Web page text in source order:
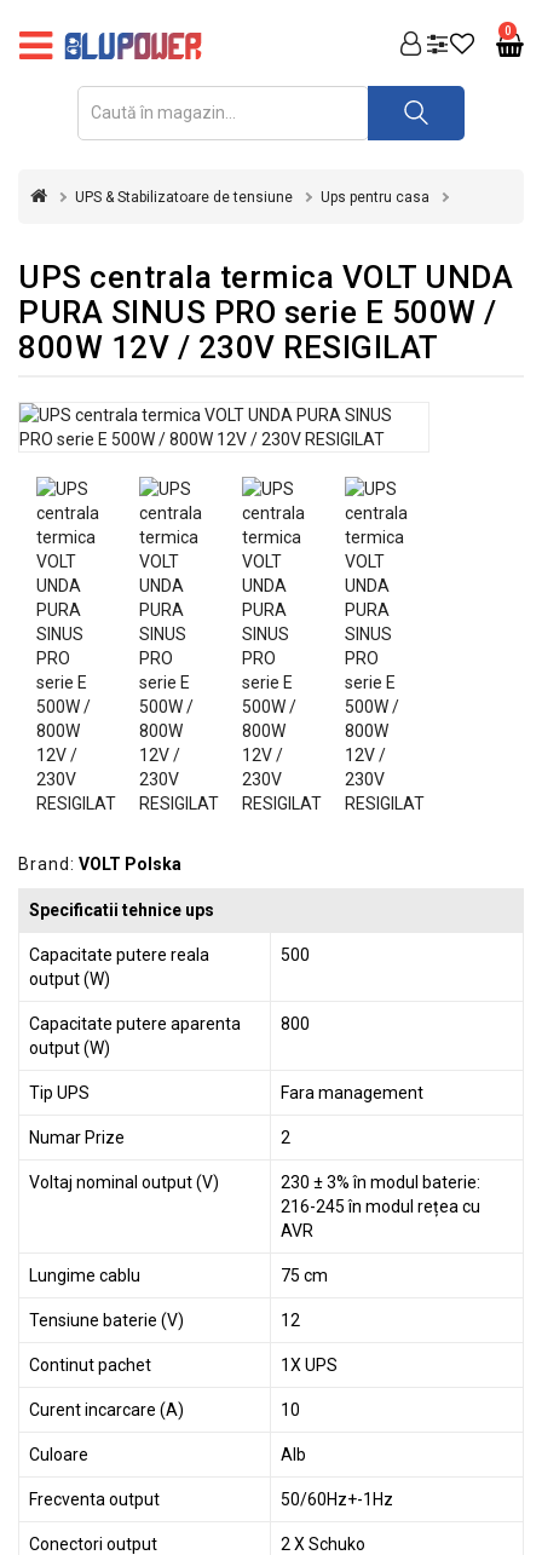
0
FOTOVOLTAICE
REDRESOARE
INVERTOARE
UPS
STABILIZATOARE
DE
TENSIUNE
CASA
GRADINA
SCULE
ECHIPAMENTE
ELECTRICE
ECHIPAMENTE
PROTECȚIE
FOTOVOLTAICE
UPS & Stabilizatoare de tensiune Ups pentru casa
UPS centrala termica VOLT UNDA
PURA SINUS PRO serie E 500W /
800W 12V / 230V RESIGILAT
Brand: VOLT Polska
Specificatii tehnice ups
Capacitate putere reala
output (W)
500
Capacitate putere aparenta
output (W)
800
Tip UPS Fara management
Numar Prize 2
Voltaj nominal output (V)
230 ± 3% în modul baterie:
216-245 în modul rețea cu
AVR
Lungime cablu 75 cm
Tensiune baterie (V) 12
Continut pachet 1X UPS
Curent incarcare (A) 10
Culoare Alb
Frecventa output 50/60Hz+-1Hz
Conectori output 2 X Schuko